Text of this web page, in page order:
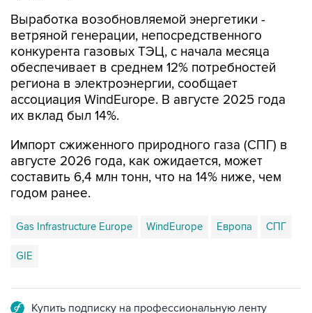
Выработка возобновляемой энергетики -
ветряной генерации, непосредственного
конкурента газовых ТЭЦ, с начала месяца
обеспечивает в среднем 12% потребностей
региона в электроэнергии, сообщает
ассоциация WindEurope. В августе 2025 года
их вклад был 14%.
Импорт сжиженного природного газа (СПГ) в
августе 2026 года, как ожидается, может
составить 6,4 млн тонн, что на 14% ниже, чем
годом ранее.
Gas Infrastructure Europe WindEurope Европа СПГ
GIE
Купить подписку на профессиональную ленту